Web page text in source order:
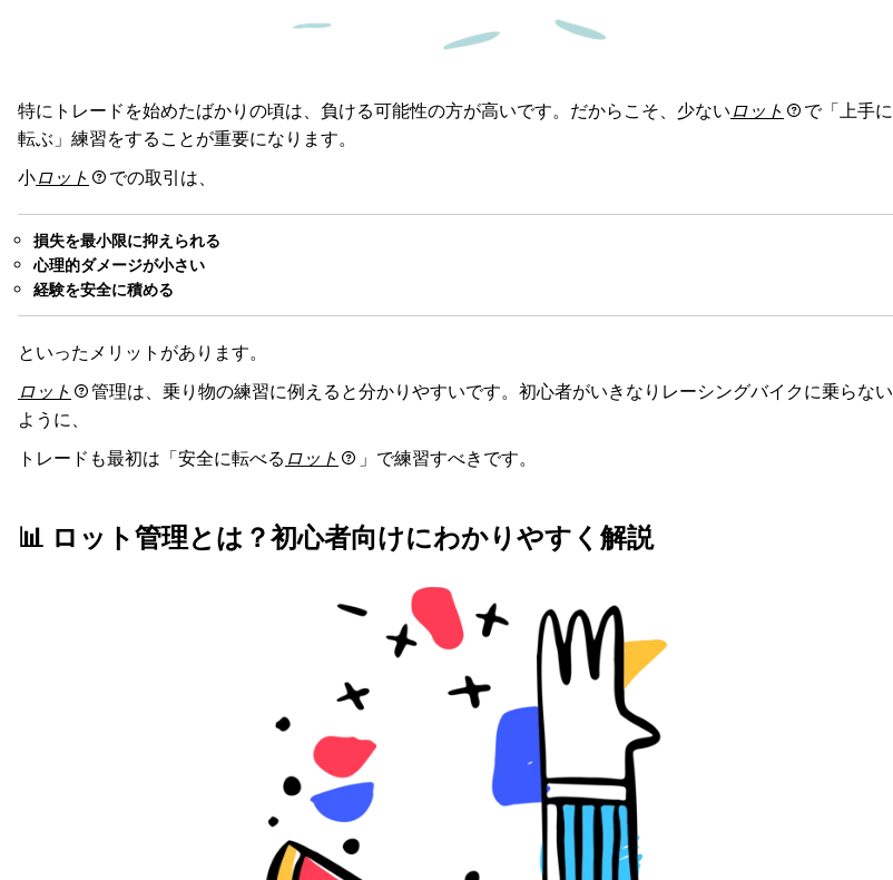
特にトレードを始めたばかりの頃は、負ける可能性の方が高いです。だからこそ、少ないロット
で「上手に
転ぶ」練習をすることが重要になります。
小ロット での取引は、
損失を最小限に抑えられる
心理的ダメージが小さい
経験を安全に積める
といったメリットがあります。
ロット
管理は、乗り物の練習に例えると分かりやすいです。初心者がいきなりレーシングバイクに乗らない
ように、
トレードも最初は「安全に転べる ロット 」で練習すべきです。
📊 ロット管理とは？初心者向けにわかりやすく解説